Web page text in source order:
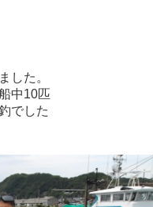
した。
中10匹
でした